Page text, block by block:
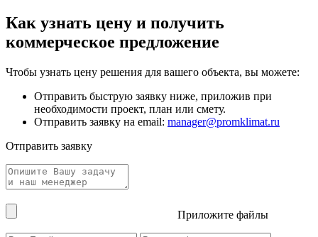
Как узнать цену и получить
коммерческое предложение
Чтобы узнать цену решения для вашего объекта, вы можете:
Отправить быструю заявку ниже, приложив при
необходимости проект, план или смету.
Отправить заявку на email: manager@promklimat.ru
Отправить заявку
Приложите файлы